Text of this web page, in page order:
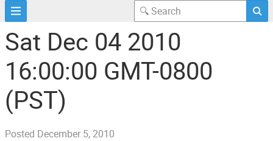
Sat Dec 04 2010
16:00:00 GMT-0800
(PST)
Posted December 5, 2010